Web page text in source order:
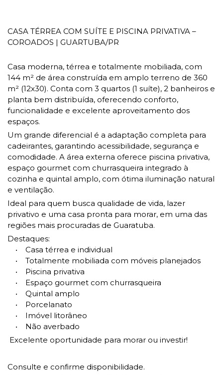
CASA TÉRREA COM SUÍTE E PISCINA PRIVATIVA –
COROADOS | GUARTUBA/PR
Casa moderna, térrea e totalmente mobiliada, com
144 m² de área construída em amplo terreno de 360
m² (12x30). Conta com 3 quartos (1 suíte), 2 banheiros e
planta bem distribuída, oferecendo conforto,
funcionalidade e excelente aproveitamento dos
espaços.
Um grande diferencial é a adaptação completa para
cadeirantes, garantindo acessibilidade, segurança e
comodidade. A área externa oferece piscina privativa,
espaço gourmet com churrasqueira integrado à
cozinha e quintal amplo, com ótima iluminação natural
e ventilação.
Ideal para quem busca qualidade de vida, lazer
privativo e uma casa pronta para morar, em uma das
regiões mais procuradas de Guaratuba.
Destaques:
• Casa térrea e individual
• Totalmente mobiliada com móveis planejados
• Piscina privativa
• Espaço gourmet com churrasqueira
• Quintal amplo
• Porcelanato
• Imóvel litorâneo
• Não averbado
Excelente oportunidade para morar ou investir!
Consulte e confirme disponibilidade.